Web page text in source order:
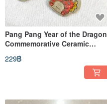
Pang Pang Year of the Dragon
Commemorative Ceramic
Pendant
229฿